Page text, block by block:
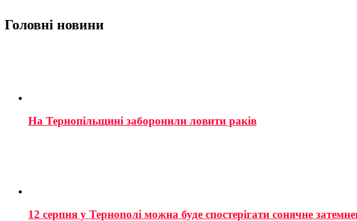
Головні новини
На Тернопільщині заборонили ловити раків
12 серпня у Тернополі можна буде спостерігати сонячне